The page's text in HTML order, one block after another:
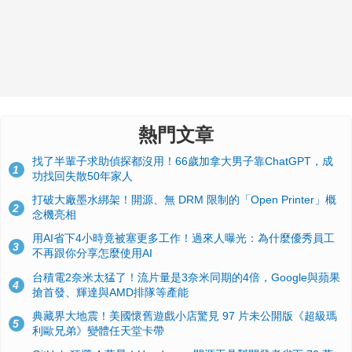
熱門文章
1
找了半輩子求助偵探都沒用！66歲加拿大男子靠ChatGPT，成
功找回失散50年家人
2
打破大廠墨水綁架！開源、無 DRM 限制的「Open Printer」概
念機亮相
3
用AI省下4小時竟被塞更多工作！過來人曝光：為什麼優秀員工
不再跟你分享怎麼使用AI
4
台積電2奈米太猛了！流片量是3奈米同期的4倍，Google與蘋果
搶首發、輝達與AMD排隊等產能
5
典藏界大地震！美國懷舊遊戲小店驚見 97 片未公開版《超級瑪
利歐兄弟》變體任天堂卡帶